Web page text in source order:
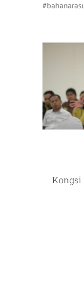
Kongsi